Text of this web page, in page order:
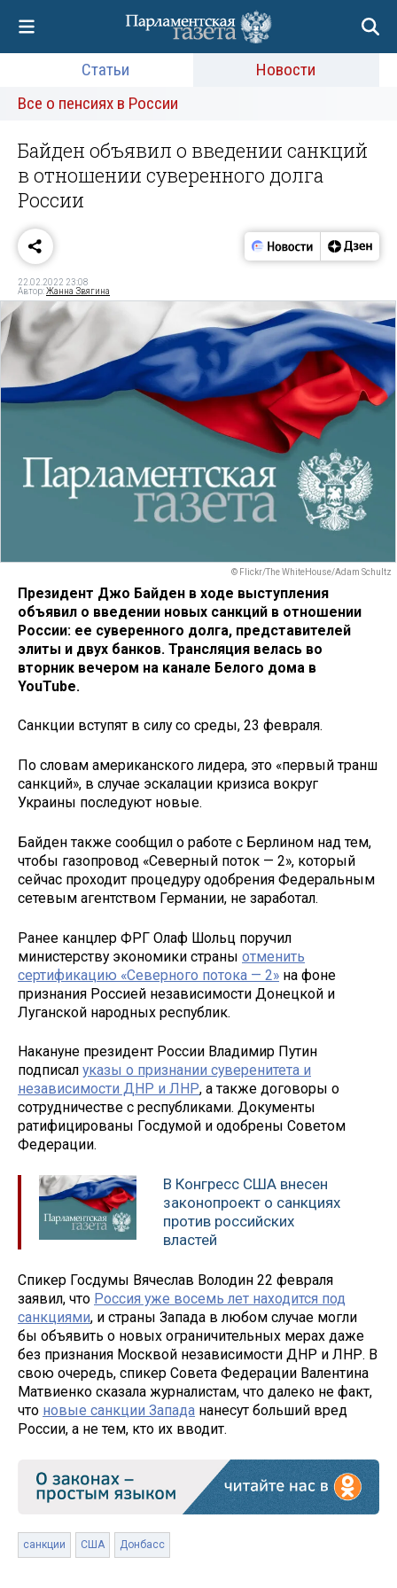
Статьи
Новости
Все о пенсиях в России
Байден объявил о введении санкций
в отношении суверенного долга
России
22.02.2022 23:08
Автор:Жанна Звягина
© Flickr/The WhiteHouse/Adam Schultz
Президент Джо Байден в ходе выступления
объявил о введении новых санкций в отношении
России: ее суверенного долга, представителей
элиты и двух банков. Трансляция велась во
вторник вечером на канале Белого дома в
YouTube.
Санкции вступят в силу со среды, 23 февраля.
По словам американского лидера, это «первый транш
санкций», в случае эскалации кризиса вокруг
Украины последуют новые.
Байден также сообщил о работе с Берлином над тем,
чтобы газопровод «Северный поток — 2», который
сейчас проходит процедуру одобрения Федеральным
сетевым агентством Германии, не заработал.
Ранее канцлер ФРГ Олаф Шольц поручил
министерству экономики страны отменить
сертификацию «Северного потока — 2» на фоне
признания Россией независимости Донецкой и
Луганской народных республик.
Накануне президент России Владимир Путин
подписал указы о признании суверенитета и
независимости ДНР и ЛНР, а также договоры о
сотрудничестве с республиками. Документы
ратифицированы Госдумой и одобрены Советом
Федерации.
В Конгресс США внесен
законопроект о санкциях
против российских
властей
Спикер Госдумы Вячеслав Володин 22 февраля
заявил, что Россия уже восемь лет находится под
санкциями, и страны Запада в любом случае могли
бы объявить о новых ограничительных мерах даже
без признания Москвой независимости ДНР и ЛНР. В
свою очередь, спикер Совета Федерации Валентина
Матвиенко сказала журналистам, что далеко не факт,
что новые санкции Запада нанесут больший вред
России, а не тем, кто их вводит.
санкции США Донбасс